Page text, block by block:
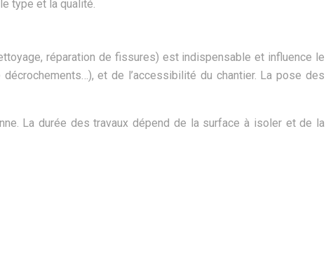
type et la qualité.
réparation de fissures) est indispensable et influence le
et de l’accessibilité du chantier. La pose des
La durée des travaux dépend de la surface à isoler et de la